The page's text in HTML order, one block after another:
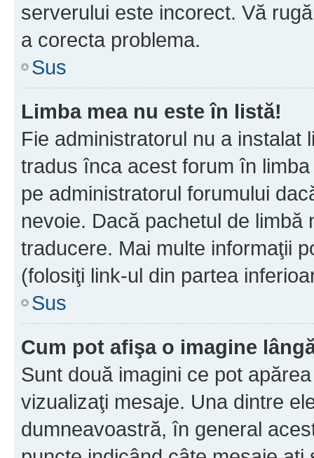
serverului este incorect. Vă
a corecta problema.
Sus
Limba mea nu este în listă!
Fie administratorul nu a instalat
tradus înca acest forum în
pe administratorul forumului
nevoie. Dacă pachetul de
traducere. Mai multe informaţii
(folosiţi link-ul din partea
Sus
Cum pot afişa o imagine
Sunt două imagini ce pot
vizualizaţi mesaje. Una dintre
dumneavoastră, în general